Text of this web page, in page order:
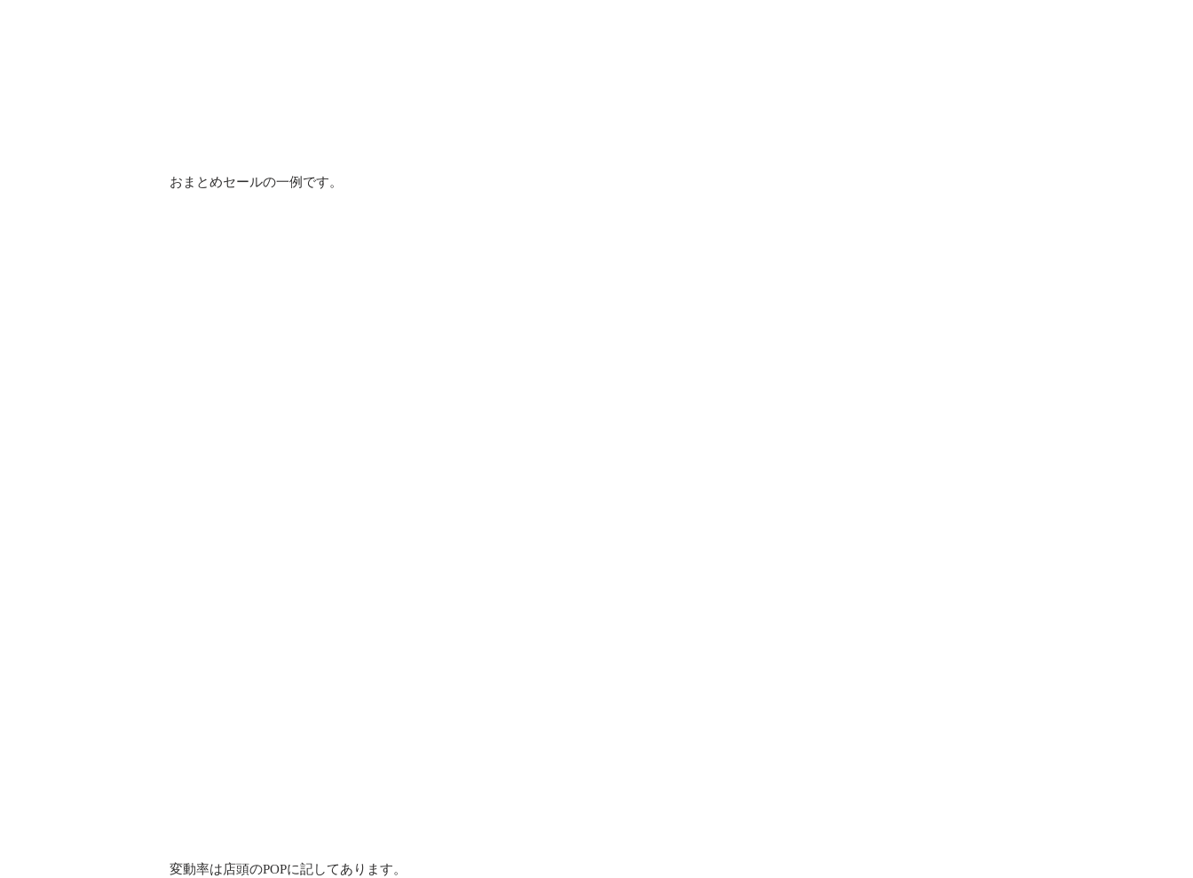
おまとめセールの一例です。
変動率は店頭のPOPに記してあります。